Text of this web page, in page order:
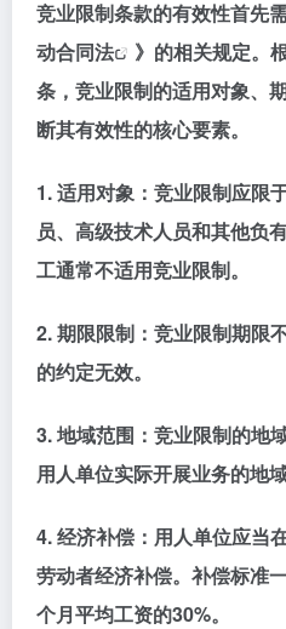
竞业限制条款的有效性首先
动合同法
》的相关规定。
条，竞业限制的适用对象、
断其有效性的核心要素。
1.适用对象 ：竞业限制应限
员、高级技术人员和其他负
工通常不适用竞业限制。
2.期限限制 ：竞业限制期限
的约定无效。
3.地域范围 ：竞业限制的地
用人单位实际开展业务的地域
4.经济补偿 ：用人单位应当
劳动者经济补偿。补偿标准
个月平均工资的30%。